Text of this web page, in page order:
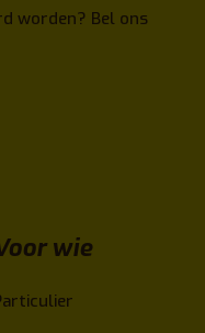
worden? Bel ons
wie